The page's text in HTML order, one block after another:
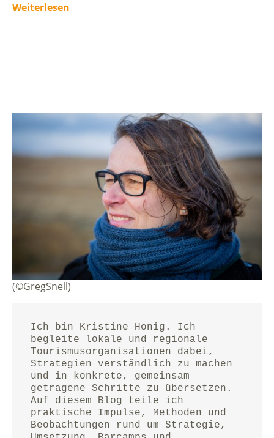
Weiterlesen
(©GregSnell)
Ich bin Kristine Honig. Ich
begleite lokale und regionale
Tourismusorganisationen dabei,
Strategien verständlich zu machen
und in konkrete, gemeinsam
getragene Schritte zu übersetzen.
Auf diesem Blog teile ich
praktische Impulse, Methoden und
Beobachtungen rund um Strategie,